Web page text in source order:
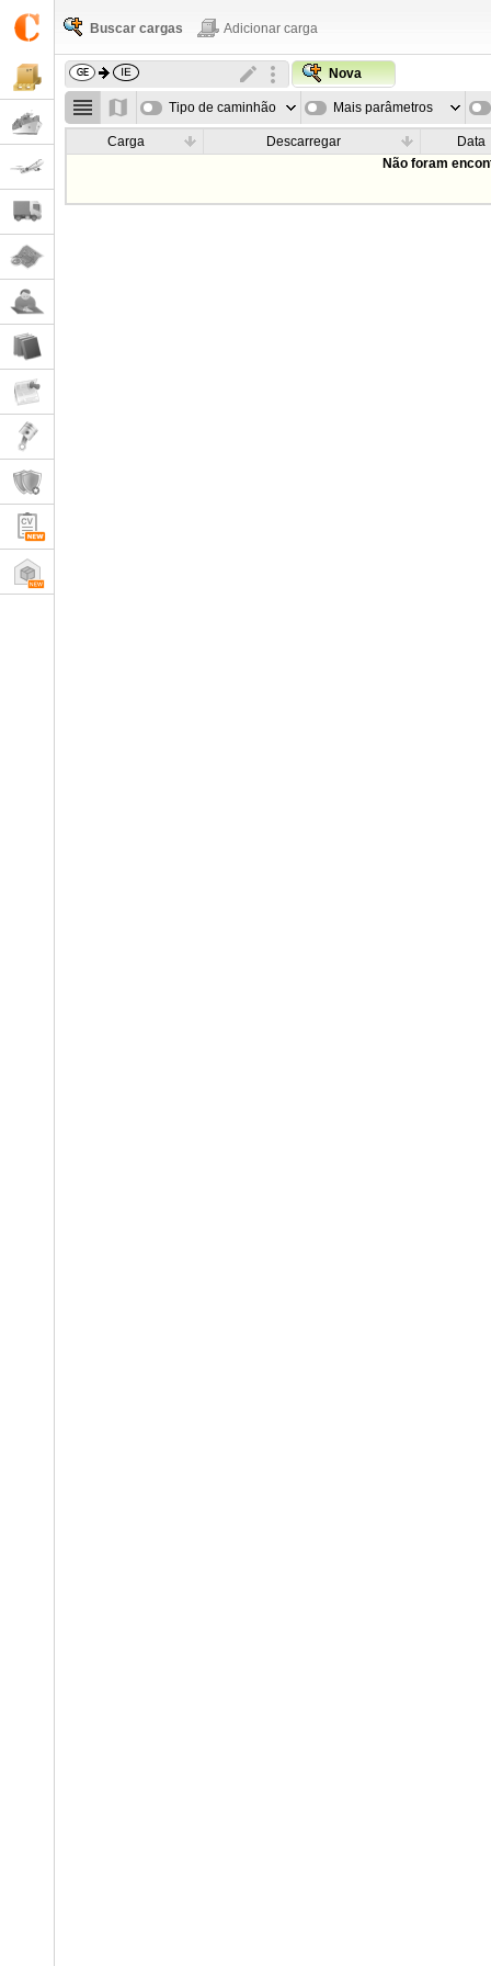
Buscar cargas Adicionar carga
Nova
Tipo de caminhão Mais parâmetros
Carga Descarregar
Data
Não foram